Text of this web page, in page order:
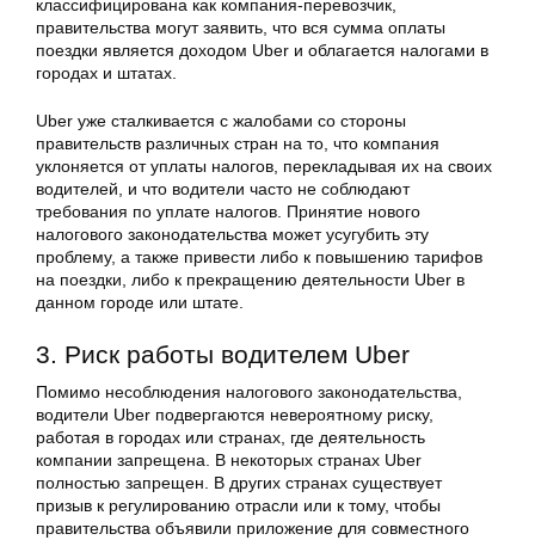
классифицирована как компания-перевозчик,
правительства могут заявить, что вся сумма оплаты
поездки является доходом Uber и облагается налогами в
городах и штатах.
Uber уже сталкивается с жалобами со стороны
правительств различных стран на то, что компания
уклоняется от уплаты налогов, перекладывая их на своих
водителей, и что водители часто не соблюдают
требования по уплате налогов. Принятие нового
налогового законодательства может усугубить эту
проблему, а также привести либо к повышению тарифов
на поездки, либо к прекращению деятельности Uber в
данном городе или штате.
3. Риск работы водителем Uber
Помимо несоблюдения налогового законодательства,
водители Uber подвергаются невероятному риску,
работая в городах или странах, где деятельность
компании запрещена. В некоторых странах Uber
полностью запрещен. В других странах существует
призыв к регулированию отрасли или к тому, чтобы
правительства объявили приложение для совместного